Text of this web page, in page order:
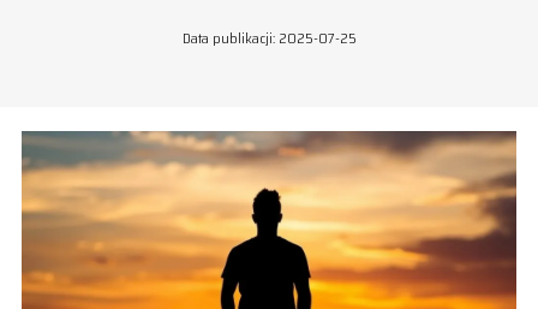
Data publikacji: 2025-07-25